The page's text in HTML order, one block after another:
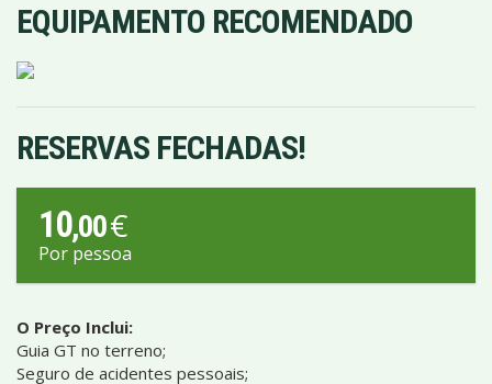
EQUIPAMENTO RECOMENDADO
RESERVAS FECHADAS!
10,00€
Por pessoa
O Preço Inclui:
Guia GT no terreno;
Seguro de acidentes pessoais;